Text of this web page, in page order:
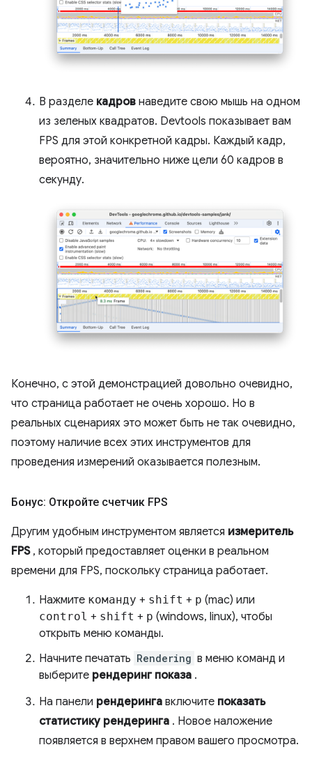
В разделе кадров наведите свою мышь на одном
из зеленых квадратов. Devtools показывает вам
FPS для этой конкретной кадры. Каждый кадр,
вероятно, значительно ниже цели 60 кадров в
секунду.
Конечно, с этой демонстрацией довольно очевидно,
что страница работает не очень хорошо. Но в
реальных сценариях это может быть не так очевидно,
поэтому наличие всех этих инструментов для
проведения измерений оказывается полезным.
Бонус: Откройте счетчик FPS
Другим удобным инструментом является измеритель
FPS, который предоставляет оценки в реальном
времени для FPS, поскольку страница работает.
Нажмите команду + shift + p (mac) или
control + shift + p (windows, linux), чтобы
открыть меню команды.
Начните печатать Rendering в меню команд и
выберите рендеринг показа .
На панели рендеринга включите показать
статистику рендеринга . Новое наложение
появляется в верхнем правом вашего просмотра.